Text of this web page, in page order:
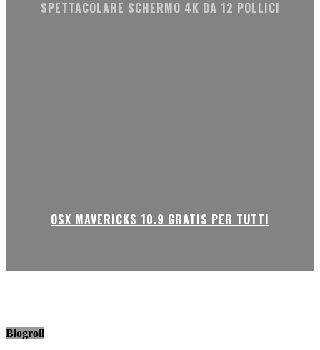
SPETTACOLARE SCHERMO 4K DA 12 POLLICI
OSX MAVERICKS 10.9 GRATIS PER TUTTI
Blogroll